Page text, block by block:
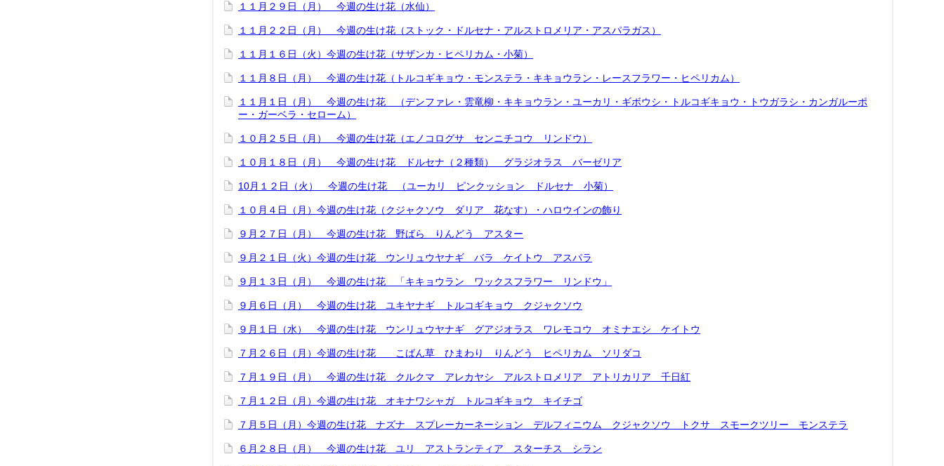
１１月２９日（月） 今週の生け花（水仙）
１１月２２日（月） 今週の生け花（ストック・ドルセナ・アルストロメリア・アスパラガス）
１１月１６日（火）今週の生け花（サザンカ・ヒペリカム・小菊）
１１月８日（月） 今週の生け花（トルコギキョウ・モンステラ・キキョウラン・レースフラワー・ヒペリカム）
１１月１日（月） 今週の生け花 （デンファレ・雲竜柳・キキョウラン・ユーカリ・ギボウシ・トルコギキョウ・トウガラシ・カンガルーポ
ー・ガーベラ・セローム）
１０月２５日（月） 今週の生け花（エノコログサ センニチコウ リンドウ）
１０月１８日（月） 今週の生け花 ドルセナ（２種類） グラジオラス バーゼリア
10月１２日（火） 今週の生け花 （ユーカリ ピンクッション ドルセナ 小菊）
１０月４日（月）今週の生け花（クジャクソウ ダリア 花なす）・ハロウインの飾り
９月２７日（月） 今週の生け花 野ばら りんどう アスター
９月２１日（火）今週の生け花 ウンリュウヤナギ バラ ケイトウ アスパラ
９月１３日（月） 今週の生け花 「キキョウラン ワックスフラワー リンドウ」
９月６日（月） 今週の生け花 ユキヤナギ トルコギキョウ クジャクソウ
９月１日（水） 今週の生け花 ウンリュウヤナギ グアジオラス ワレモコウ オミナエシ ケイトウ
７月２６日（月）今週の生け花 こばん草 ひまわり りんどう ヒペリカム ソリダコ
７月１９日（月） 今週の生け花 クルクマ アレカヤシ アルストロメリア アトリカリア 千日紅
７月１２日（月）今週の生け花 オキナワシャガ トルコギキョウ キイチゴ
７月５日（月）今週の生け花 ナズナ スプレーカーネーション デルフィニウム クジャクソウ トクサ スモークツリー モンステラ
６月２８日（月） 今週の生け花 ユリ アストランティア スターチス シラン